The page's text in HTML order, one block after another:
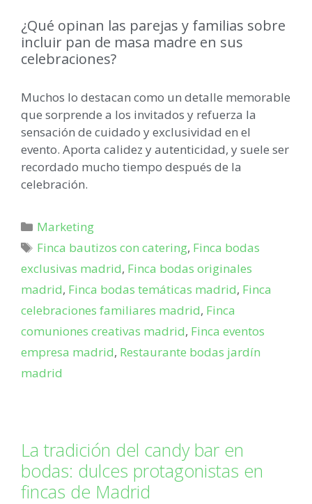
¿Qué opinan las parejas y familias sobre
incluir pan de masa madre en sus
celebraciones?
Muchos lo destacan como un detalle memorable
que sorprende a los invitados y refuerza la
sensación de cuidado y exclusividad en el
evento. Aporta calidez y autenticidad, y suele ser
recordado mucho tiempo después de la
celebración.
Marketing
Finca bautizos con catering, Finca bodas
exclusivas madrid, Finca bodas originales
madrid, Finca bodas temáticas madrid, Finca
celebraciones familiares madrid, Finca
comuniones creativas madrid, Finca eventos
empresa madrid, Restaurante bodas jardín
madrid
La tradición del candy bar en
bodas: dulces protagonistas en
fincas de Madrid